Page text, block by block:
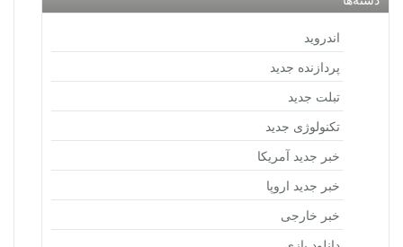
اندروید
پردازنده جدید
تبلت جدید
تکنولوژی جدید
خبر جدید آمریکا
خبر جدید اروپا
خبر خارجی